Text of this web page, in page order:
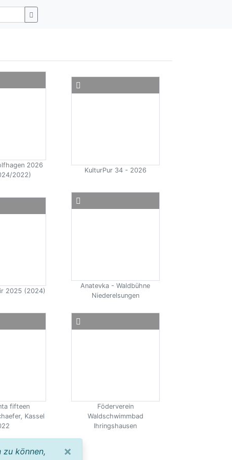
2026
2022)
KulturPur 34 - 2026
2025 (2024)
Anatevka - Waldbühne
Niederelsungen
fifteen
Kassel
Föderverein
Waldschwimmbad
Ihringshausen
können,
×